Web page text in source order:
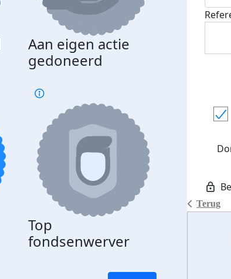
Aan eigen actie
gedoneerd
Top
fondsenwerver
Terug